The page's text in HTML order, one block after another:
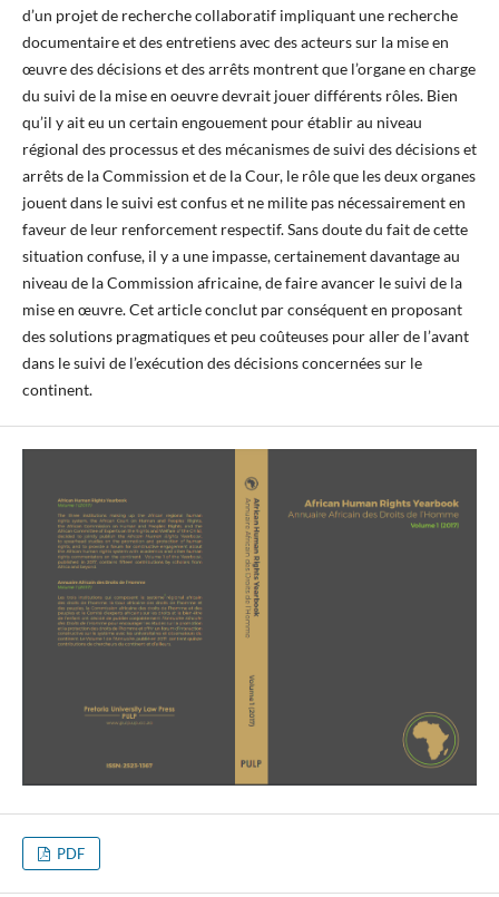
d’un projet de recherche collaboratif impliquant une recherche
documentaire et des entretiens avec des acteurs sur la mise en
œuvre des décisions et des arrêts montrent que l’organe en charge
du suivi de la mise en oeuvre devrait jouer différents rôles. Bien
qu’il y ait eu un certain engouement pour établir au niveau
régional des processus et des mécanismes de suivi des décisions et
arrêts de la Commission et de la Cour, le rôle que les deux organes
jouent dans le suivi est confus et ne milite pas nécessairement en
faveur de leur renforcement respectif. Sans doute du fait de cette
situation confuse, il y a une impasse, certainement davantage au
niveau de la Commission africaine, de faire avancer le suivi de la
mise en œuvre. Cet article conclut par conséquent en proposant
des solutions pragmatiques et peu coûteuses pour aller de l’avant
dans le suivi de l’exécution des décisions concernées sur le
continent.
PDF